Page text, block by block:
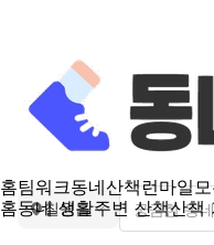
홈팀워크동네산책런마일
홈동네 생활주변 산책산책
칠원읍